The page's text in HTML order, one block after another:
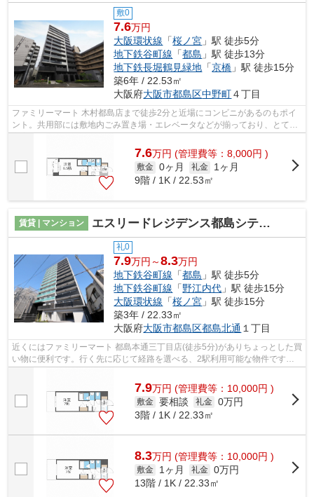
敷0
7.6万円
大阪環状線 「桜ノ宮 」駅 徒歩5分
地下鉄谷町線 「都島 」駅 徒歩13分
地下鉄長堀鶴見緑地 「京橋 」駅 徒歩15分
築6年 / 22.53㎡
大阪府大阪市都島区中野町４丁目
ファミリーマート 木村都島店まで徒歩2分と近場にコンビニがあるのもポイ
ント。共用部には敷地内ごみ置き場・エレベータなどが揃っており、とても
充実しています。2駅利用可能でとても...
7.6万円 (管理費等：8,000円 )
敷金 0ヶ月 礼金
1ヶ月
9階 / 1K / 22.53㎡
賃貸 | マンション エスリードレジデンス都島シティフロント
礼0
7.9万円～8.3万円
地下鉄谷町線 「都島 」駅 徒歩5分
地下鉄谷町線 「野江内代 」駅 徒歩15分
大阪環状線 「桜ノ宮 」駅 徒歩15分
築3年 / 22.33㎡
大阪府大阪市都島区都島北通 １丁目
近くにはファミリーマート 都島本通三丁目店(徒歩5分)がありちょっとした買
い物に便利です。行く先に応じて経路を選べる、2駅利用可能な物件です。
7.9万円 (管理費等：10,000円 )
敷金 要相談 礼金 0万円
3階 / 1K / 22.33㎡
8.3万円 (管理費等：10,000円 )
敷金 1ヶ月 礼金 0万円
13階 / 1K / 22.33㎡